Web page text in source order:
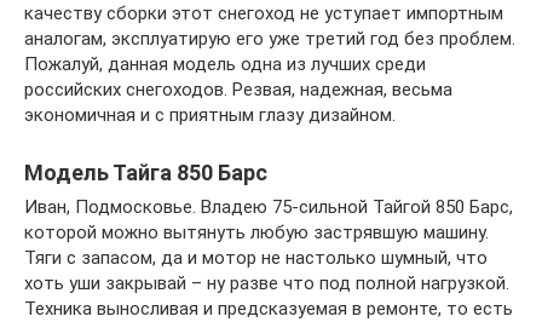
качеству сборки этот снегоход не уступает импортным
аналогам, эксплуатирую его уже третий год без проблем.
Пожалуй, данная модель одна из лучших среди
российских снегоходов. Резвая, надежная, весьма
экономичная и с приятным глазу дизайном.
Модель Тайга 850 Барс
Иван, Подмосковье. Владею 75-сильной Тайгой 850 Барс,
которой можно вытянуть любую застрявшую машину.
Тяги с запасом, да и мотор не настолько шумный, что
хоть уши закрывай – ну разве что под полной нагрузкой.
Техника выносливая и предсказуемая в ремонте, то есть